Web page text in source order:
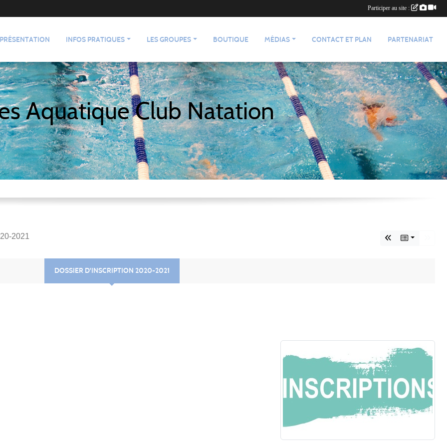
PRÉSENTATION INFOS PRATIQUES LES GROUPES BOUTIQUE MÉDIAS CONTACT ET PLAN PARTENARIAT
Aquatique Club Natation
2021
DOSSIER D'INSCRIPTION 2020-2021
Participer au site :